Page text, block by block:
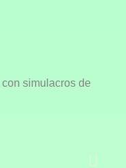
simulacros de